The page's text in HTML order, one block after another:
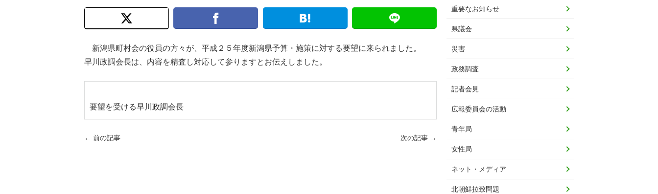
新潟県町村会の役員の方々が、平成２５年度新潟県予算・施策に対する要望に来られました。
早川政調会長は、内容を精査し対応して参りますとお伝えしました。
要望を受ける早川政調会長
← 前の記事 次の記事 →
重要なお知らせ
県議会
災害
政務調査
記者会見
広報委員会の活動
青年局
女性局
ネット・メディア
北朝鮮拉致問題